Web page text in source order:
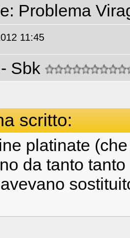
Problema
11:45
- Sbk
scritto:
platinate
da tanto